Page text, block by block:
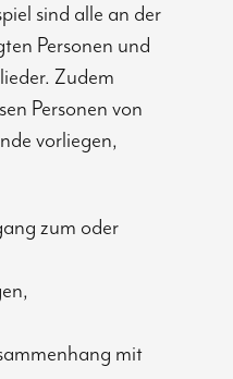
sind alle an der
Personen und
Zudem
Personen von
vorliegen,
zum oder
mit